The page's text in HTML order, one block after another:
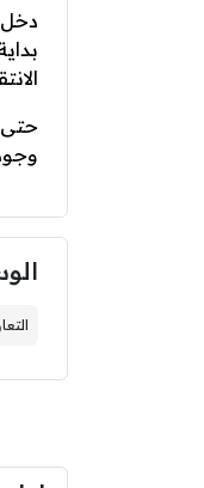
دخل
حتى